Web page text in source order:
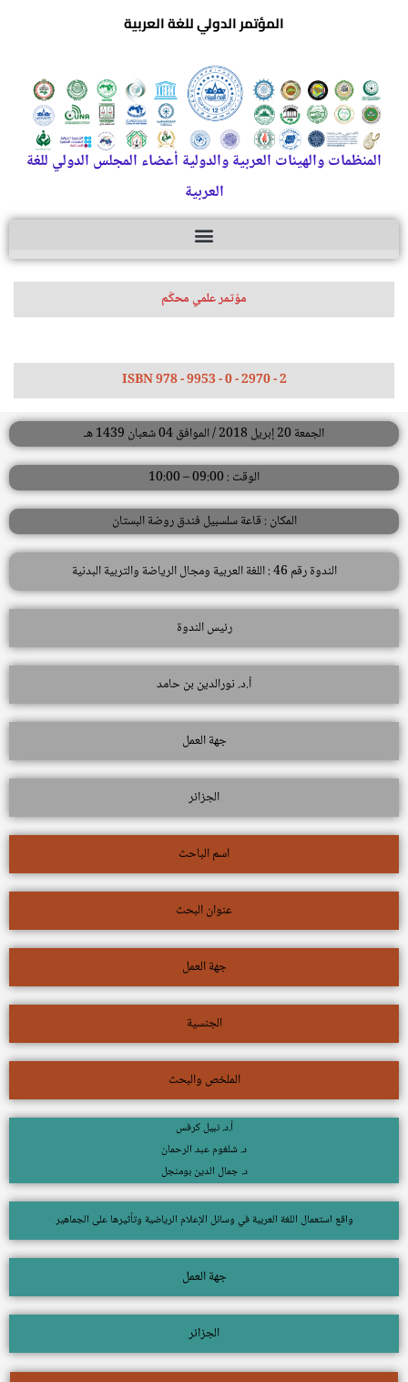
المؤتمر الدولي للغة العربية
المنظمات والهيئات العربية والدولية أعضاء المجلس الدولي للغة
العربية
مؤتمر علمي محكّم
ISBN 978 - 9953 - 0 - 2970 - 2
الجمعة 20 إبريل 2018 / الموافق 04 شعبان 1439 هـ
الوقت : 09:00 – 10:00
المكان : قاعة سلسبيل فندق روضة البستان
الندوة رقم 46 : اللغة العربية ومجال الرياضة والتربية البدنية
رئيس الندوة
أ.د. نورالدين بن حامد
جهة العمل
الجزائر
اسم الباحث
عنوان البحث
جهة العمل
الجنسية
الملخص والبحث
أ.د. نبيل كرفس
د. شلغوم عبد الرحمان
د. جمال الدين بومنجل
واقع استعمال اللغة العربية في وسائل الإعلام الرياضية وتأثيرها على الجماهير
جهة العمل
الجزائر